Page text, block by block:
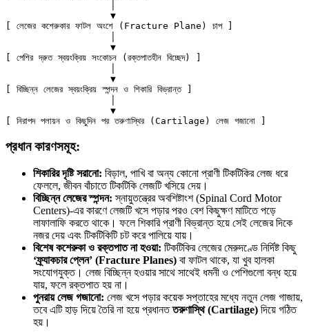
[ লেজের কশেরুকার ফাটল অংশে (Fracture Plane) চাপ ]
[ পেশির দ্রুত স্বয়ংক্রিয় সংকোচন (রক্তপাতহীন বিচ্ছেদ) ]
[ বিচ্ছিন্ন লেজের স্বয়ংক্রিয় স্পন্দন ও শিকারি বিভ্রান্ত ]
প্রধান কারণসমূহ:
শিকারির দৃষ্টি সরানো: বিড়াল, পাখি বা অন্য কোনো প্রাণী টিকটিকির লেজ ধরে
ফেললে, জীবন বাঁচাতে টিকটিকি লেজটি খসিয়ে দেয়।
বিচ্ছিন্ন লেজের স্পন্দন: স্নায়ুতন্ত্রের অবশিষ্টাংশ (Spinal Cord Motor
Centers)-এর কারণে লেজটি খসে পড়ার পরও বেশ কিছুক্ষণ মাটিতে পড়ে
লাফালাফি করতে থাকে। ফলে শিকারি প্রাণী বিভ্রান্ত হয়ে সেই লেজের দিকে
নজর দেয় এবং টিকটিকিটি চট করে পালিয়ে যায়।
বিশেষ কশেরুকা ও রক্তপাত না হওয়া: টিকটিকির লেজের মেরুদণ্ডে নির্দিষ্ট কিছু
‘ফ্র্যাকচার প্লেন’ (Fracture Planes) বা ফাটল থাকে, যা খুব হালকা
সংযোগযুক্ত। লেজ বিচ্ছিন্ন হওয়ার সাথে সাথেই ধমনী ও পেশিগুলো বন্ধ হয়ে
যায়, ফলে রক্তপাত হয় না।
পুনরায় লেজ গজানো: লেজ খসে পড়ার কয়েক সপ্তাহের মধ্যে নতুন লেজ গাজায়,
তবে এটি হাড় দিয়ে তৈরি না হয়ে প্রধানততরুণাস্থি (Cartilage) দিয়ে গঠিত
হয়।